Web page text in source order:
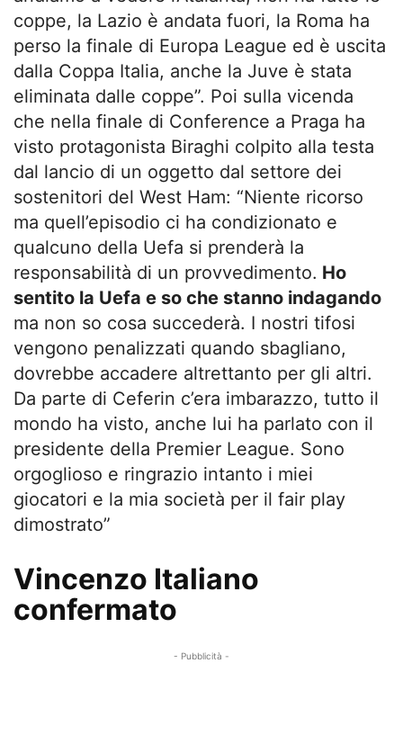
coppe, la Lazio è andata fuori, la Roma ha
perso la finale di Europa League ed è uscita
dalla Coppa Italia, anche la Juve è stata
eliminata dalle coppe”. Poi sulla vicenda
che nella finale di Conference a Praga ha
visto protagonista Biraghi colpito alla testa
dal lancio di un oggetto dal settore dei
sostenitori del West Ham: “Niente ricorso
ma quell’episodio ci ha condizionato e
qualcuno della Uefa si prenderà la
responsabilità di un provvedimento. Ho
sentito la Uefa e so che stanno indagando
ma non so cosa succederà. I nostri tifosi
vengono penalizzati quando sbagliano,
dovrebbe accadere altrettanto per gli altri.
Da parte di Ceferin c’era imbarazzo, tutto il
mondo ha visto, anche lui ha parlato con il
presidente della Premier League. Sono
orgoglioso e ringrazio intanto i miei
giocatori e la mia società per il fair play
dimostrato”
Vincenzo Italiano
confermato
- Pubblicità -